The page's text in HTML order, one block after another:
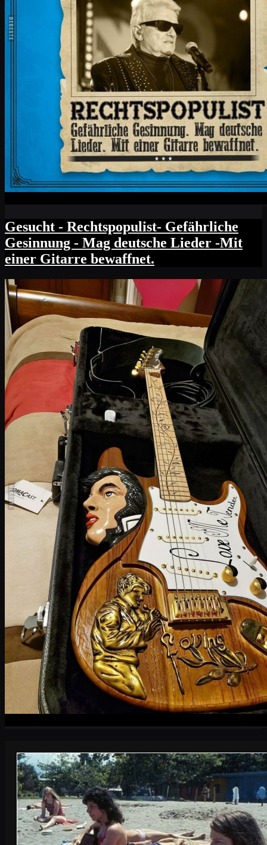
Gesucht - Rechtspopulist- Gefährliche
Gesinnung - Mag deutsche Lieder -Mit
einer Gitarre bewaffnet.